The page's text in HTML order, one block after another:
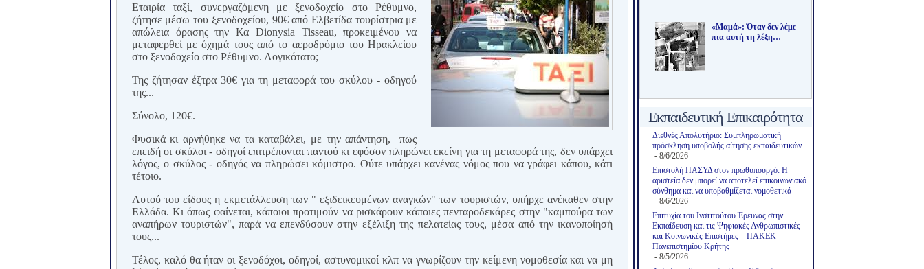
Εταιρία ταξί, συνεργαζόμενη με ξενοδοχείο στο Ρέθυμνο,
ζήτησε μέσω του ξενοδοχείου, 90€ από Ελβετίδα τουρίστρια με
απώλεια όρασης την Κα Dionysia Tisseau, προκειμένου να
μεταφερθεί με όχημά τους από το αεροδρόμιο του Ηρακλείου
στο ξενοδοχείο στο Ρέθυμνο. Λογικότατο;
Της ζήτησαν έξτρα 30€ για τη μεταφορά του σκύλου - οδηγού
της...
Σύνολο, 120€.
Φυσικά κι αρνήθηκε να τα καταβάλει, με την απάντηση,
πως
επειδή οι σκύλοι - οδηγοί επιτρέπονται παντού κι εφόσον πληρώνει εκείνη για τη μεταφορά της, δεν υπάρχει
λόγος, ο σκύλος - οδηγός να πληρώσει κόμιστρο. Ούτε υπάρχει κανένας νόμος που να γράφει κάπου, κάτι
τέτοιο.
Αυτού του είδους η εκμετάλλευση των " εξιδεικευμένων αναγκών" των τουριστών, υπήρχε ανέκαθεν στην
Ελλάδα. Κι όπως φαίνεται, κάποιοι προτιμούν να ρισκάρουν κάποιες πενταροδεκάρες στην "καμπούρα των
αναπήρων τουριστών", παρά να επενδύσουν στην εξέλιξη της πελατείας τους, μέσα από την ικανοποίησή
τους...
Τέλος, καλό θα ήταν οι ξενοδόχοι, οδηγοί, αστυνομικοί κλπ να γνωρίζουν την κείμενη νομοθεσία και να μη
«Μαμά»: Όταν δεν λέμε
πια αυτή τη λέξη…
Εκπαιδευτική Επικαιρότητα
Διεθνές Απολυτήριο: Συμπληρωματική
πρόσκληση υποβολής αίτησης εκπαιδευτικών
- 8/6/2026
Επιστολή ΠΑΣΥΔ στον πρωθυπουργό: Η
αριστεία δεν μπορεί να αποτελεί επικοινωνιακό
σύνθημα και να υποβαθμίζεται νομοθετικά
- 8/6/2026
Επιτυχία του Ινστιτούτου Έρευνας στην
Εκπαίδευση και τις Ψηφιακές Ανθρωπιστικές
και Κοινωνικές Επιστήμες – ΠΑΚΕΚ
Πανεπιστημίου Κρήτης
- 8/5/2026